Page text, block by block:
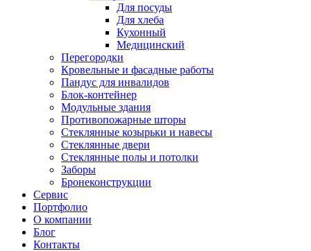
Для посуды
Для хлеба
Кухонный
Медицинский
Перегородки
Кровельные и фасадные работы
Пандус для инвалидов
Блок-контейнер
Модульные здания
Противопожарные шторы
Стеклянные козырьки и навесы
Стеклянные двери
Стеклянные полы и потолки
Заборы
Бронеконструкции
Сервис
Портфолио
О компании
Блог
Контакты